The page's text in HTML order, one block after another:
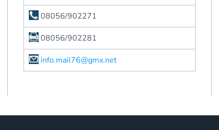
08056/902271
08056/902281
info.mail76@gmx.net